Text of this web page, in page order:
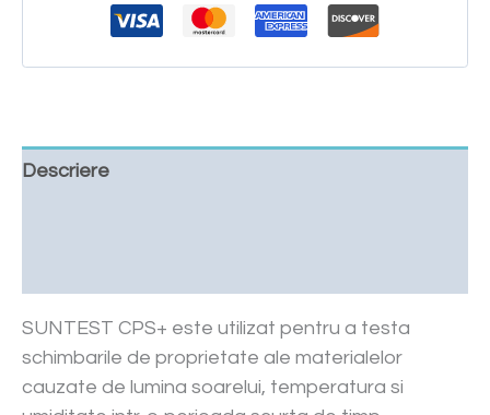
Descriere
SUNTEST CPS+ este utilizat pentru a testa
schimbarile de proprietate ale materialelor
cauzate de lumina soarelui, temperatura si